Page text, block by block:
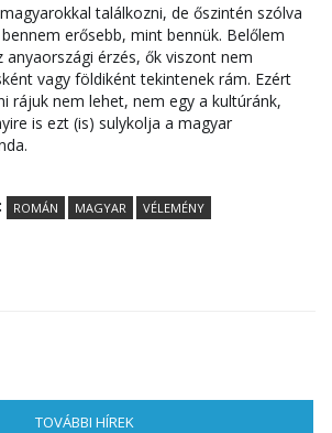
találkozni, de őszintén szólva
erősebb, mint bennük. Belőlem
anyaországi érzés, ők viszont nem
vagy földiként tekintenek rám. Ezért
rájuk nem lehet, nem egy a kultúránk,
is ezt (is) sulykolja a magyar
ROMÁN MAGYAR VÉLEMÉNY
TOVÁBBI HÍREK